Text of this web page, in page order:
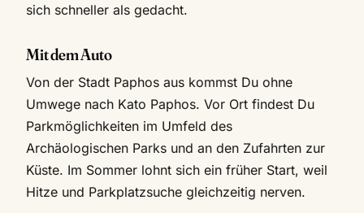
sich schneller als gedacht.
Mit dem Auto
Von der Stadt Paphos aus kommst Du ohne
Umwege nach Kato Paphos. Vor Ort findest Du
Parkmöglichkeiten im Umfeld des
Archäologischen Parks und an den Zufahrten zur
Küste. Im Sommer lohnt sich ein früher Start, weil
Hitze und Parkplatzsuche gleichzeitig nerven.